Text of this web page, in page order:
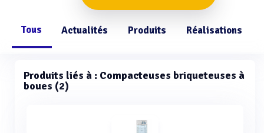
Tous Actualités Produits Réalisations
Produits liés à : Compacteuses briqueteuses à
boues (2)